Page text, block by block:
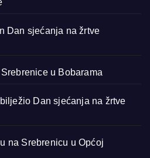
Dan sjećanja na žrtve
u Bobarama
Dan sjećanja na žrtve
na Srebrenicu u Općoj